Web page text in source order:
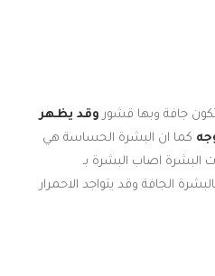
جافة وبها قشور وقد يظهر
كما ان البشرة الحساسة هي
اصاب البشرة بـ
الجافة وقد يتواجد الاحمرار